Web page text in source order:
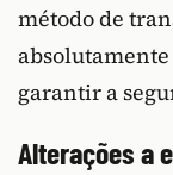
método de
garantir a
Alterações a